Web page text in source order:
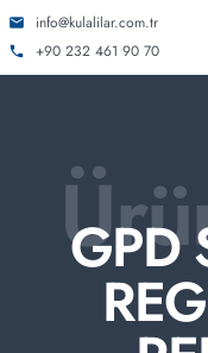
info@kulalilar.com.tr
+90 232 461 90 70
GPD